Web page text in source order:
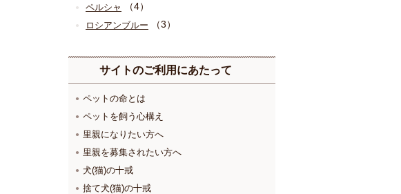
ペルシャ （4）
ロシアンブルー （3）
サイトのご利用にあたって
ペットの命とは
ペットを飼う心構え
里親になりたい方へ
里親を募集されたい方へ
犬(猫)の十戒
捨て犬(猫)の十戒